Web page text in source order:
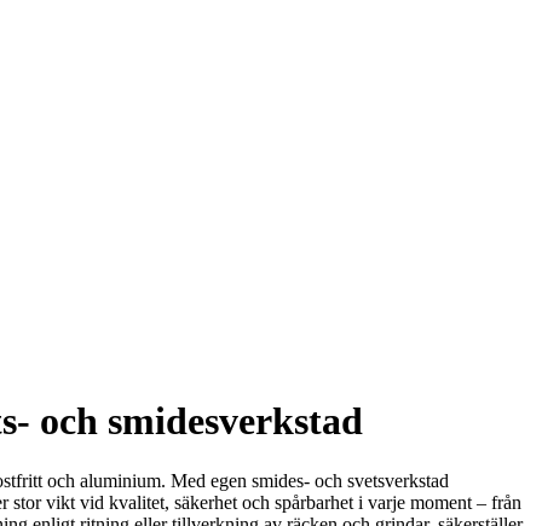
och smidesverkstad
och aluminium. Med egen smides- och svetsverkstad
stor vikt vid kvalitet, säkerhet och spårbarhet i varje moment – från